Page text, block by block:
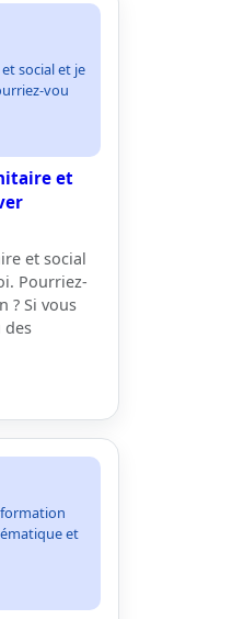
social et je
vou
et
et social
Pourriez-
? Si vous
des
et